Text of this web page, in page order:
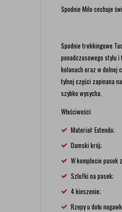
Spodnie Milo cechuje
Spodnie trekkingowe
ponadczasowego stylu i
kolanach oraz w dolnej
tylnej części zapinana
szybko wysycha.
Właściwości:
Materiał: Extendo;
Damski krój;
W komplecie pasek
Szlufki na pasek;
4 kieszenie;
Rzepy u dołu